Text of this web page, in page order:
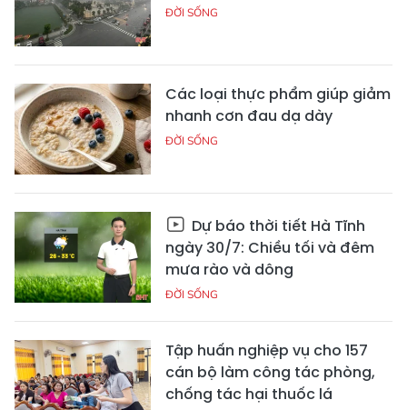
ĐỜI SỐNG
Các loại thực phẩm giúp giảm
nhanh cơn đau dạ dày
ĐỜI SỐNG
Dự báo thời tiết Hà Tĩnh
ngày 30/7: Chiều tối và đêm
mưa rào và dông
ĐỜI SỐNG
Tập huấn nghiệp vụ cho 157
cán bộ làm công tác phòng,
chống tác hại thuốc lá